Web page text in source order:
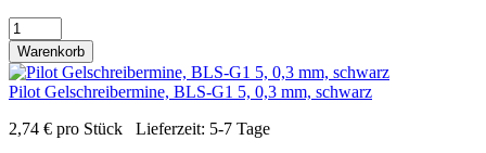
Warenkorb
Pilot Gelschreibermine, BLS-G1 5, 0,3 mm, schwarz
2,74 € pro Stück Lieferzeit: 5-7 Tage